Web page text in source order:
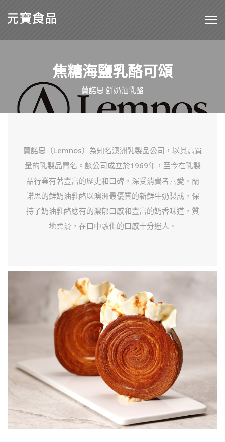
焦糖海鹽乳酪可頌
蘭諾思 鮮奶油乳酪
蘭諾思（Lemnos）為知名澳洲乳製品公司，以其高質
量的乳製品聞名。該公司成立於1969年，至今在乳製
品行業有著豐富的歷史和口碑，深受消費者喜愛。蘭
諾思的鮮奶油乳酪以澳洲最優質的新鮮牛奶製成，保
持了奶油乳酪應有的濃郁口感和豐富的奶香味道，質
地柔滑，在口中融化的口感十分迷人。